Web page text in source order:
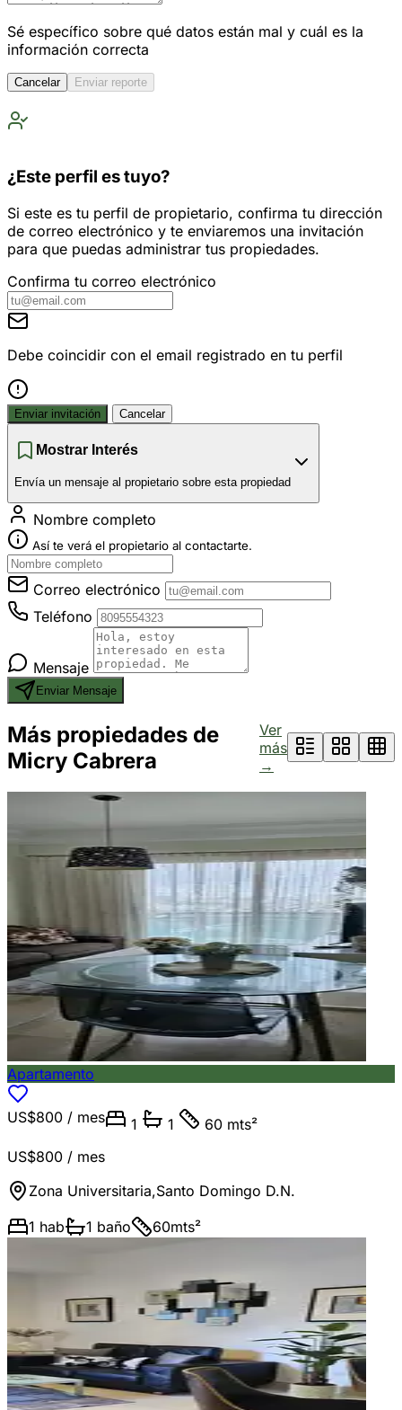
Sé específico sobre qué datos están mal y cuál es la
información correcta
Cancelar Enviar reporte
¿Este perfil es tuyo?
Si este es tu perfil de propietario, confirma tu dirección
de correo electrónico y te enviaremos una invitación
para que puedas administrar tus propiedades.
Confirma tu correo electrónico
Debe coincidir con el email registrado en tu perfil
Enviar invitación Cancelar
Mostrar Interés
Envía un mensaje al propietario sobre esta propiedad
Nombre completo
Así te verá el propietario al contactarte.
Correo electrónico
Teléfono
Mensaje
Enviar Mensaje
Más propiedades de
Micry Cabrera
Ver
más
→
Apartamento
US$800 / mes 1 1
60 mts²
US$800 / mes
Zona Universitaria,Santo Domingo D.N.
1 hab 1 baño 60mts²